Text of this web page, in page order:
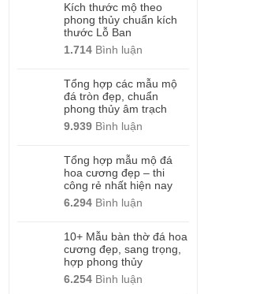
Kích thước mộ theo
phong thủy chuẩn kích
thước Lỗ Ban
1.714 Bình luận
Tổng hợp các mẫu mộ
đá tròn đẹp, chuẩn
phong thủy âm trạch
9.939 Bình luận
Tổng hợp mẫu mộ đá
hoa cương đẹp – thi
công rẻ nhất hiện nay
6.294 Bình luận
10+ Mẫu bàn thờ đá hoa
cương đẹp, sang trọng,
hợp phong thủy
6.254 Bình luận